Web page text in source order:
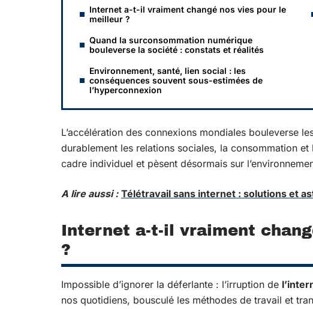
Internet a-t-il vraiment changé nos vies pour le
meilleur ?
Quand la surconsommation numérique
bouleverse la société : constats et réalités
Environnement, santé, lien social : les
conséquences souvent sous-estimées de
l’hyperconnexion
L’accélération des connexions mondiales bouleverse
durablement les relations sociales, la consommation
cadre individuel et pèsent désormais sur
A lire aussi : Télétravail sans internet : solutions et
Internet a-t-il vraiment
?
Impossible d’ignorer la déferlante : l’irruption de
nos quotidiens, bousculé les méthodes de travail et